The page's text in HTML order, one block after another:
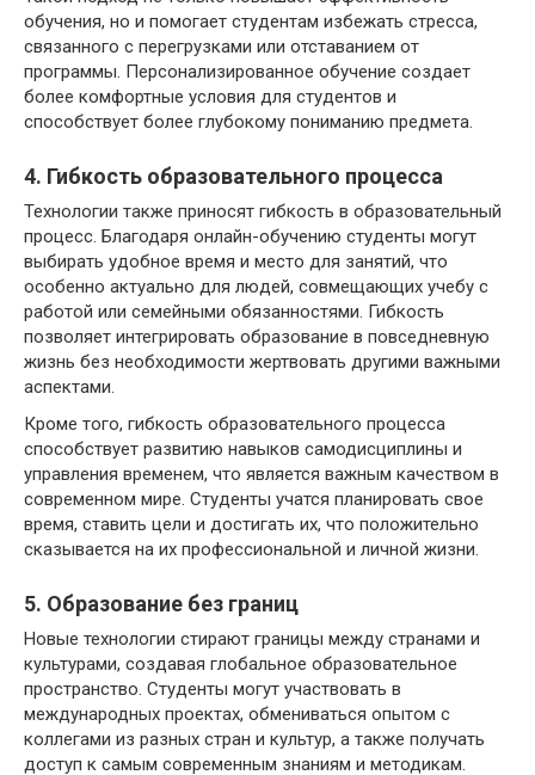
обучения, но и помогает студентам избежать стресса,
связанного с перегрузками или отставанием от
программы. Персонализированное обучение создает
более комфортные условия для студентов и
способствует более глубокому пониманию предмета.
4. Гибкость образовательного процесса
Технологии также приносят гибкость в образовательный
процесс. Благодаря онлайн-обучению студенты могут
выбирать удобное время и место для занятий, что
особенно актуально для людей, совмещающих учебу с
работой или семейными обязанностями. Гибкость
позволяет интегрировать образование в повседневную
жизнь без необходимости жертвовать другими важными
аспектами.
Кроме того, гибкость образовательного процесса
способствует развитию навыков самодисциплины и
управления временем, что является важным качеством в
современном мире. Студенты учатся планировать свое
время, ставить цели и достигать их, что положительно
сказывается на их профессиональной и личной жизни.
5. Образование без границ
Новые технологии стирают границы между странами и
культурами, создавая глобальное образовательное
пространство. Студенты могут участвовать в
международных проектах, обмениваться опытом с
коллегами из разных стран и культур, а также получать
доступ к самым современным знаниям и методикам.